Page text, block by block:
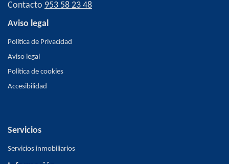
Contacto 953 58 23 48
Aviso legal
Política de Privacidad
Aviso legal
Política de cookies
Accesibilidad
Servicios
Servicios inmobiliarios